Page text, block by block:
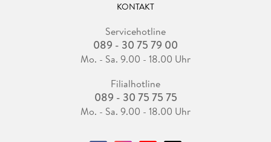
KONTAKT
Servicehotline
089 - 30 75 79 00
Mo. - Sa. 9.00 - 18.00 Uhr
Filialhotline
089 - 30 75 75 75
Mo. - Sa. 9.00 - 18.00 Uhr